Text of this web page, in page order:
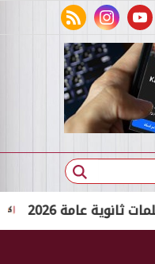
youtube
instagram
rss feed
تفاصيل